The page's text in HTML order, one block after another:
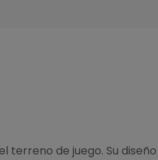
terreno de juego. Su